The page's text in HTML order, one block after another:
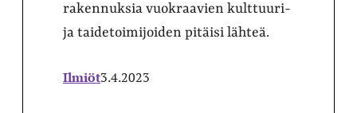
rakennuksia vuokraavien kulttuuri-
ja taidetoimijoiden pitäisi lähteä.
Ilmiöt3.4.2023